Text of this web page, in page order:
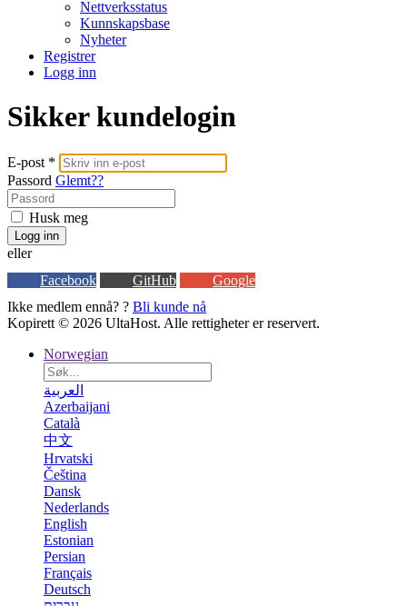
Nettverksstatus
Kunnskapsbase
Nyheter
Registrer
Logg inn
Sikker kundelogin
E-post *
Passord Glemt??
Husk meg
Logg inn
eller
Facebook
GitHub
Google
Ikke medlem ennå? ? Bli kunde nå
Kopirett © 2026 UltaHost. Alle rettigheter er reservert.
Norwegian
العربية
Azerbaijani
Català
中文
Hrvatski
Čeština
Dansk
Nederlands
English
Estonian
Persian
Français
Deutsch